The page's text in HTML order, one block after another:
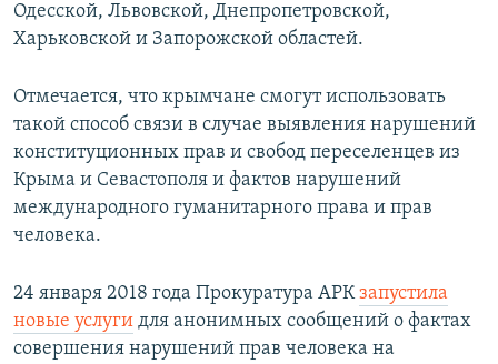
Одесской, Львовской, Днепропетровской,
Харьковской и Запорожской областей.
Отмечается, что крымчане смогут использовать
такой способ связи в случае выявления нарушений
конституционных прав и свобод переселенцев из
Крыма и Севастополя и фактов нарушений
международного гуманитарного права и прав
человека.
24 января 2018 года Прокуратура АРКзапустила
новые услуги для анонимных сообщений о фактах
совершения нарушений прав человека на